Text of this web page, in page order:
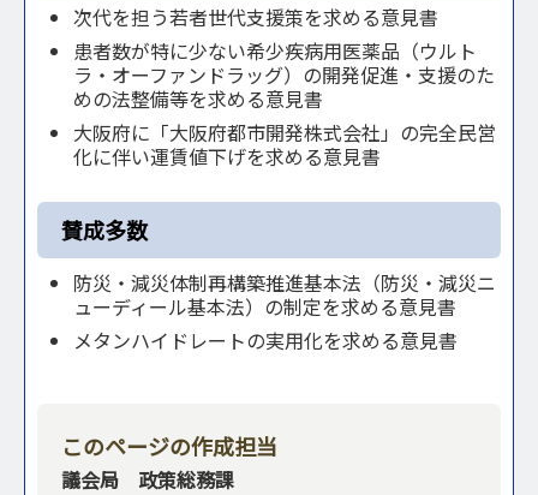
次代を担う若者世代支援策を求める意見書
患者数が特に少ない希少疾病用医薬品（ウルト
ラ・オーファンドラッグ）の開発促進・支援のた
めの法整備等を求める意見書
大阪府に「大阪府都市開発株式会社」の完全民営
化に伴い運賃値下げを求める意見書
賛成多数
防災・減災体制再構築推進基本法（防災・減災ニ
ューディール基本法）の制定を求める意見書
メタンハイドレートの実用化を求める意見書
このページの作成担当
議会局 政策総務課